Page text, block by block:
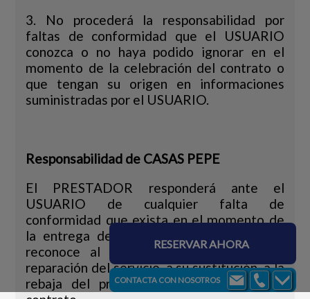
RESERVAR AHORA
CONTACTA CON NOSOTROS
3. No procederá la responsabilidad por
faltas de conformidad que el USUARIO
conozca o no haya podido ignorar en el
momento de la celebración del contrato o
que tengan su origen en informaciones
suministradas por el USUARIO.
Responsabilidad de CASAS PEPE
El PRESTADOR responderá ante el
USUARIO de cualquier falta de
conformidad que exista en el momento de
la entrega del alojamiento. CASAS PEPE
reconoce al USUARIO el derecho a la
reparación del servicio, a su sustitución, a la
rebaja del precio y a la resolución del